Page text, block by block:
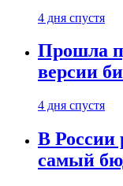
4 дня спустя
Прошла
версии
4 дня спустя
В России
самый